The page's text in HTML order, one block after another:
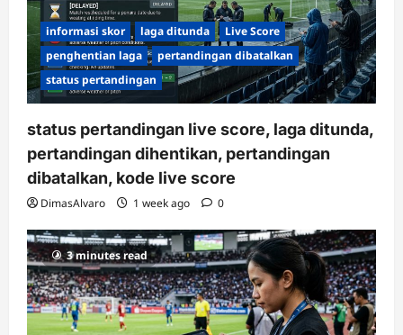
informasi skor laga ditunda
Live Score
penghentian laga
pertandingan dibatalkan
status pertandingan
status pertandingan live score, laga ditunda,
pertandingan dihentikan, pertandingan
dibatalkan, kode live score
DimasAlvaro 1 week ago 0
3 minutes read